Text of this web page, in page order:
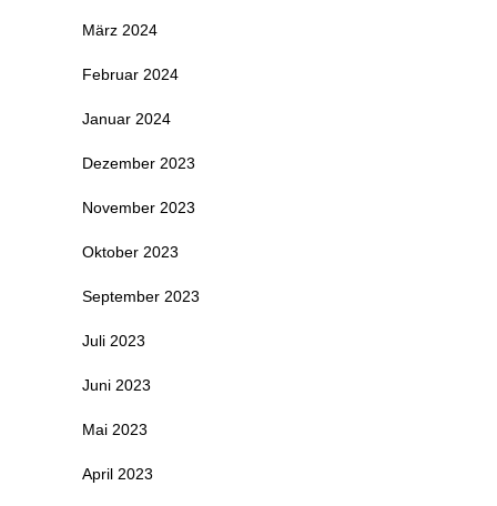
März 2024
Februar 2024
Januar 2024
Dezember 2023
November 2023
Oktober 2023
September 2023
Juli 2023
Juni 2023
Mai 2023
April 2023